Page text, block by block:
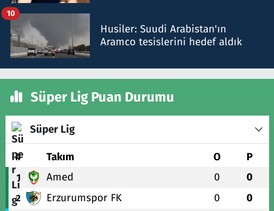
Husiler: Suudi Arabistan'ın
Aramco tesislerini hedef aldık
10
Süper Lig Puan Durumu
Süper Lig
# Takım O P
1 Amed 0 0
2 Erzurumspor FK 0 0